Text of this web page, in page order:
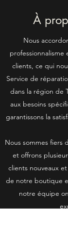
À
Nous
clients, ce qui
Service de
dans la région de
aux besoins
garantissons la
Nous sommes fiers
et offrons
clients nouveaux
de notre boutique
notre équipe